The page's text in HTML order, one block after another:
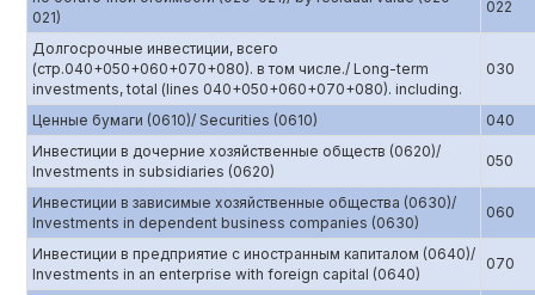
021)
022
Долгосрочные инвестиции, всего
(стр.040+050+060+070+080). в том числе./ Long-term
investments, total (lines 040+050+060+070+080). including.
030
Ценные бумаги (0610)/ Securities (0610)
040
Инвестиции в дочерние хозяйственные обществ (0620)/
Investments in subsidiaries (0620)
050
Инвестиции в зависимые хозяйственные общества (0630)/
Investments in dependent business companies (0630)
060
Инвестиции в предприятие с иностранным капиталом (0640)/
Investments in an enterprise with foreign capital (0640)
070